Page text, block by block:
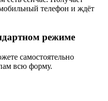
телефон и ждёт
режиме
самостоятельно
всю форму.